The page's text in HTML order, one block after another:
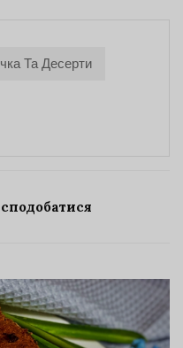
Та Десерти